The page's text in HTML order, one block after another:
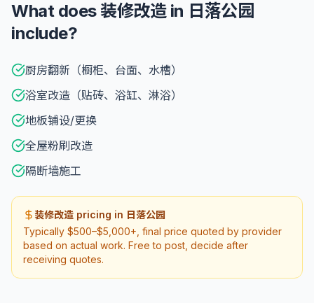
What does 装修改造 in 日落公园
include?
厨房翻新（橱柜、台面、水槽）
浴室改造（贴砖、浴缸、淋浴）
地板铺设/更换
全屋粉刷改造
隔断墙施工
装修改造 pricing in 日落公园
Typically $500–$5,000+, final price quoted by provider
based on actual work. Free to post, decide after
receiving quotes.